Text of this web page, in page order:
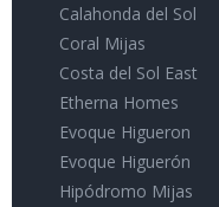
Calahonda del Sol
Coral Mijas
Costa del Sol East
Etherna Homes
Evoque Higueron
Evoque Higuerón
Hipódromo Mijas